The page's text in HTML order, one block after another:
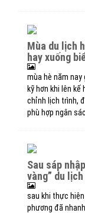
mùa du lịch hè 2026: du khách nội địa lên rừng
hay xuống
mùa hè năm
kỹ hơn khi lên
chỉnh lịch trình,
phù hợp ngân
sau sáp nhập, các địa phương chờ đón “mùa
vàng” du
sau khi thực
phương đã